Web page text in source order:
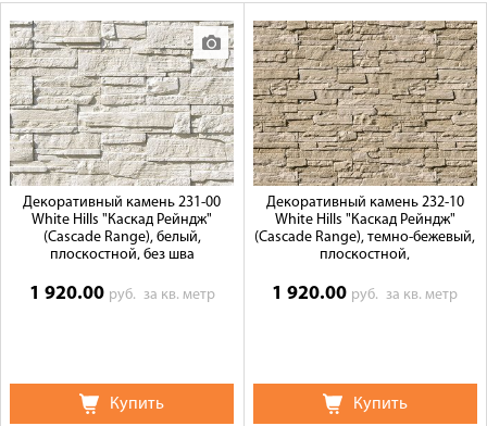
Оплата
Доставка
Сотрудничество
Галерея объектов
Контакты
Декоративный камень 231-00
White Hills "Каскад Рейндж"
(Cascade Range), белый,
плоскостной, без шва
1 920.00 руб. за кв. метр
Купить
Декоративный камень 232-10
White Hills "Каскад Рейндж"
(Cascade Range), темно-бежевый,
плоскостной,
1 920.00 руб.за кв. метр
Купить